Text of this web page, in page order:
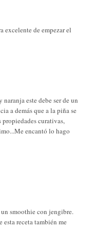
excelente de empezar el
este debe ser de un
a demás que a la piña se
curativas,
encantó lo hago
smoothie con jengibre.
esta receta también me